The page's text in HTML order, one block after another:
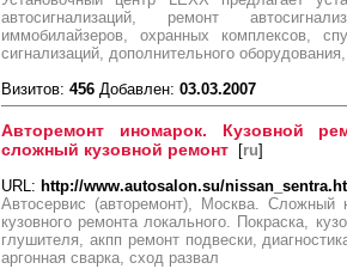
автосигнализаций, ремонт
иммобилайзеров, охранных комплексов,
сигнализаций, дополнительного
Визитов: 456 Добавлен: 03.03.2007
Авторемонт иномарок. Кузовной
сложный кузовной ремонт [ru]
URL: http://www.autosalon.su/
Автосервис (авторемонт), Москва. Сложный
кузовного ремонта локального. Покраска,
глушителя, акпп ремонт подвески,
аргонная сварка, сход развал